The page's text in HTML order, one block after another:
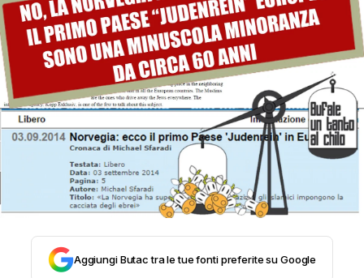
STORIA E CITAZIONI
INTRATTENIMENTO
COMPLOTTI, LEGGENDE URBANE ED
EVERGREEN
EDITORIALIAggiungi Butac tra le tue fonti preferite su Google